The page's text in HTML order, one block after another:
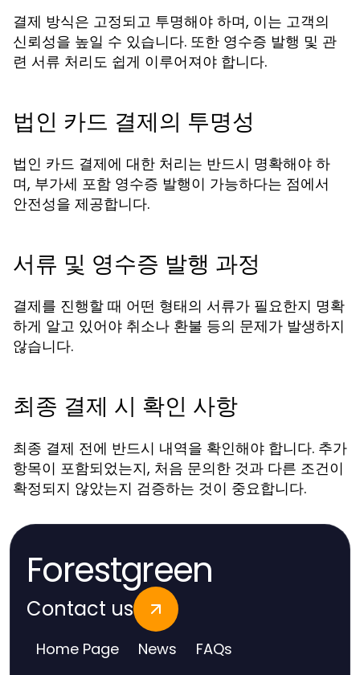
결제 방식은 고정되고 투명해야 하며, 이는 고객의
신뢰성을 높일 수 있습니다. 또한 영수증 발행 및 관
련 서류 처리도 쉽게 이루어져야 합니다.
법인 카드 결제의 투명성
법인 카드 결제에 대한 처리는 반드시 명확해야 하
며, 부가세 포함 영수증 발행이 가능하다는 점에서
안전성을 제공합니다.
서류 및 영수증 발행 과정
결제를 진행할 때 어떤 형태의 서류가 필요한지 명확
하게 알고 있어야 취소나 환불 등의 문제가 발생하지
않습니다.
최종 결제 시 확인 사항
최종 결제 전에 반드시 내역을 확인해야 합니다. 추가
항목이 포함되었는지, 처음 문의한 것과 다른 조건이
확정되지 않았는지 검증하는 것이 중요합니다.
Forestgreen
Contact us
Home Page News
FAQs